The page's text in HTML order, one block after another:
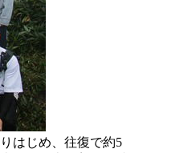
はじめ、往復で約5